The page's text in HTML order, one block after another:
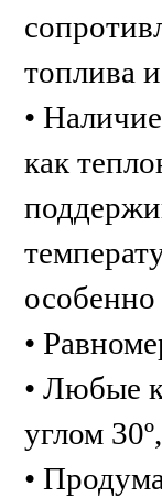
топлива
•
как
особенно
•
• Любые
углом
•